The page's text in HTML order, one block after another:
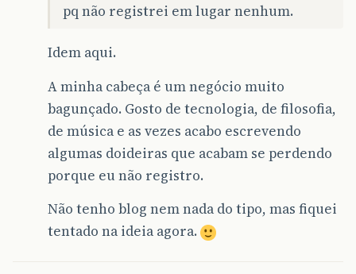
pq não registrei em lugar nenhum.
Idem aqui.
A minha cabeça é um negócio muito
bagunçado. Gosto de tecnologia, de filosofia,
de música e as vezes acabo escrevendo
algumas doideiras que acabam se perdendo
porque eu não registro.
Não tenho blog nem nada do tipo, mas fiquei
tentado na ideia agora.